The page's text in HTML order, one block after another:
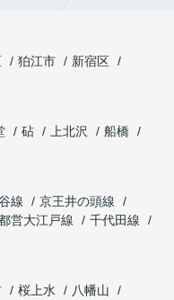
狛江市
新宿区
砧 上北沢
船橋
線
京王井の頭線
営大江戸線
千代田線
桜上水
八幡山